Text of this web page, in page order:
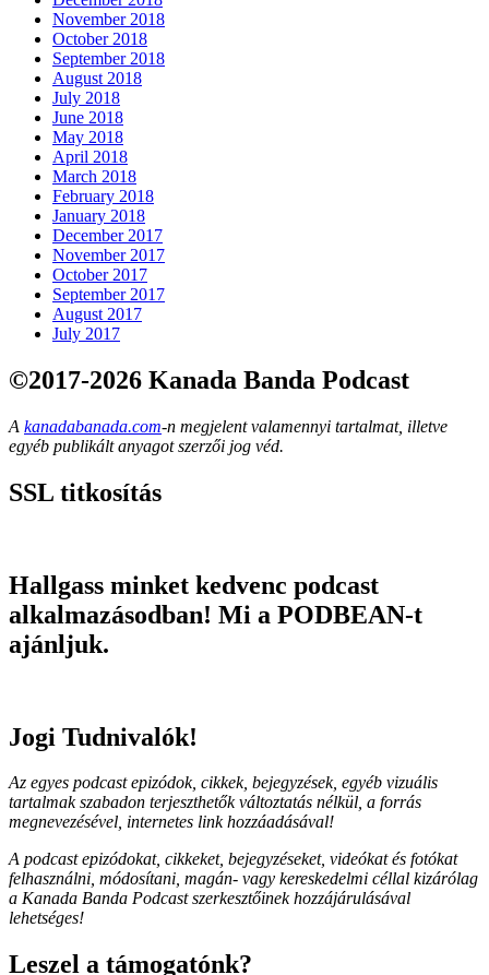
November 2018
October 2018
September 2018
August 2018
July 2018
June 2018
May 2018
April 2018
March 2018
February 2018
January 2018
December 2017
November 2017
October 2017
September 2017
August 2017
July 2017
©2017-2026 Kanada Banda Podcast
A kanadabanada.com-n megjelent valamennyi tartalmat, illetve
egyéb publikált anyagot szerzői jog véd.
SSL titkosítás
Hallgass minket kedvenc podcast
alkalmazásodban! Mi a PODBEAN-t
ajánljuk.
Jogi Tudnivalók!
Az egyes podcast epizódok, cikkek, bejegyzések, egyéb vizuális
tartalmak szabadon terjeszthetők változtatás nélkül, a forrás
megnevezésével, internetes link hozzáadásával!
A podcast epizódokat, cikkeket, bejegyzéseket, videókat és fotókat
felhasználni, módosítani, magán- vagy kereskedelmi céllal kizárólag
a Kanada Banda Podcast szerkesztőinek hozzájárulásával
lehetséges!
Leszel a támogatónk?